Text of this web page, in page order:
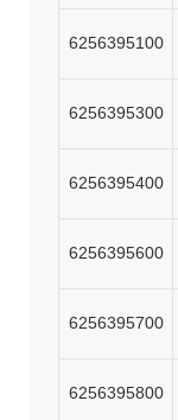
6256395100
6256395300
6256395400
6256395600
6256395700
6256395800